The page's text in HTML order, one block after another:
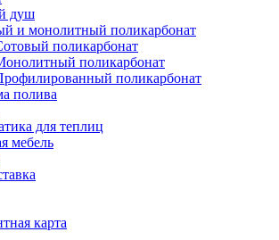
душ
и монолитный поликарбонат
поликарбонат
поликарбонат
поликарбонат
полива
для теплиц
мебель
карта